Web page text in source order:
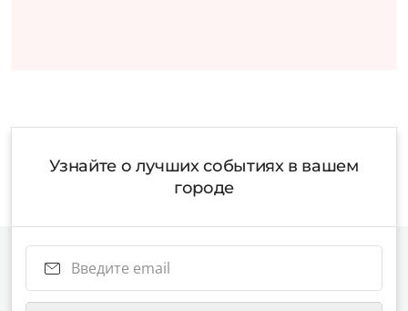
Узнайте о лучших событиях в вашем
городе